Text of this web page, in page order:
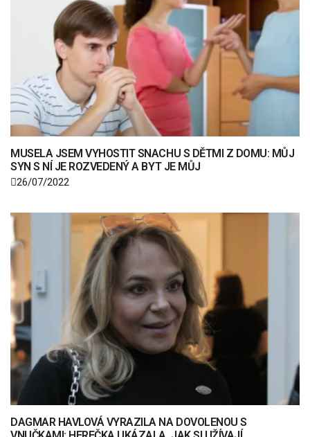
MUSELA JSEM VYHOSTIT SNACHU S DĚTMI Z DOMU: MŮJ
SYN S NÍ JE ROZVEDENÝ A BYT JE MŮJ
26/07/2022
DAGMAR HAVLOVÁ VYRAZILA NA DOVOLENOU S